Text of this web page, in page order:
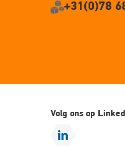
+31(0)78
Volg ons op